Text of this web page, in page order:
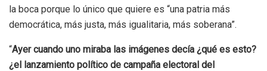
la boca porque lo único que quiere es “una patria más
democrática, más justa, más igualitaria, más soberana”.
“Ayer cuando uno miraba las imágenes decía ¿qué es esto?
¿el lanzamiento político de campaña electoral del